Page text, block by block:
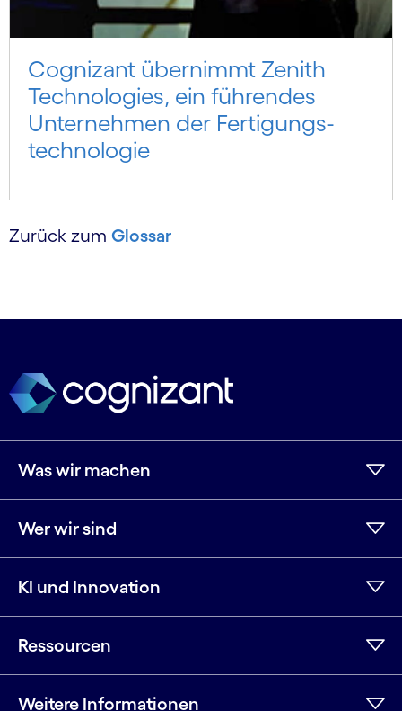
Cognizant übernimmt Zenith
Technologies, ein führendes
Unternehmen der Fertigungs­
technologie
Zurück zum Glossar
Was wir machen
Wer wir sind
KI und Innovation
Ressourcen
Weitere Informationen